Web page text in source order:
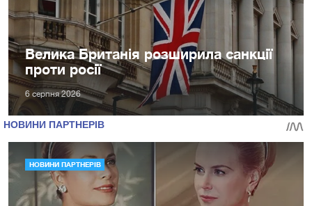
Велика Британія розширила санкції
проти росії
6 серпня 2026